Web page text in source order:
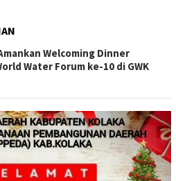
Welcoming Dinner
Water Forum ke-10 di GWK